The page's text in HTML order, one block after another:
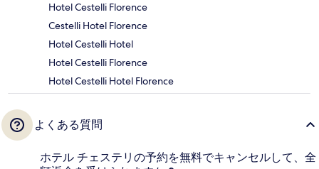
Hotel Cestelli Florence
Cestelli Hotel Florence
Hotel Cestelli Hotel
Hotel Cestelli Florence
Hotel Cestelli Hotel Florence
よくある質問
ホテル チェステリの予約を無料でキャンセルして、全